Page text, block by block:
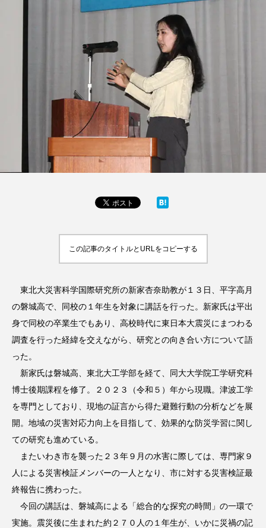
この記事のタイトルとURLをコピーする
東北大災害科学国際研究所の新家杏奈助教が１３日、平字高月
の磐城高で、同校の１年生を対象に講話を行った。新家氏は平出
身で同校の卒業生でもあり、高校時代に東日本大震災にまつわる
調査を行った経緯を交えながら、研究との向き合い方について語
った。
新家氏は磐城高、東北大工学部を経て、同大大学院工学研究科
博士後期課程を修了。２０２３（令和５）年から現職。津波工学
を専門としており、現地の証言から得た避難行動の分析などを展
開。地域の災害対応力向上を目指して、効果的な防災学習に関し
ての研究も進めている。
またいわき市を襲った２３年９月の水害に際しては、専門家９
人による災害検証メンバーの一人となり、市に対する災害検証最
終報告に携わった。
今回の講話は、磐城高による「総合的な探究の時間」の一環で
実施。震災後に生まれた約２７０人の１年生が、いかに災禍の記